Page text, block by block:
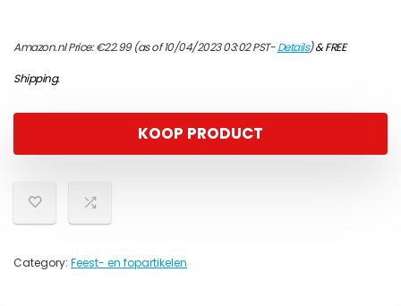
Amazon.nl Price:€22.99(as of 10/04/2023 03:02 PST-Details)&FREE
Shipping.
KOOP PRODUCT
Category: Feest- en fopartikelen